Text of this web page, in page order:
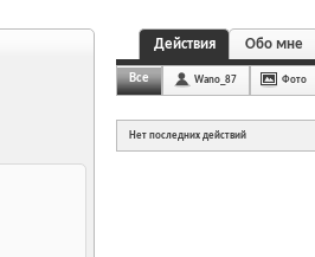
Действия Обо мне
Все Wano_87 Фото
Нет последних действий